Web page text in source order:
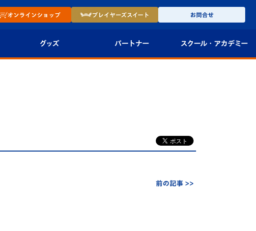
オンラインショップ プレイヤーズスイート お問合せ
グッズ パートナー スクール・ アカデミー
U-12
前の記事 >>